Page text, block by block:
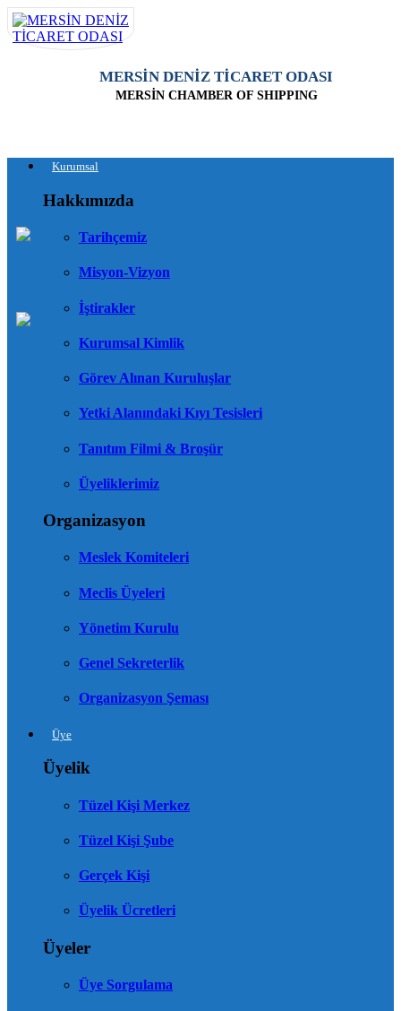
MERSİN DENİZ TİCARET ODASI
MERSİN CHAMBER OF SHIPPING
Kurumsal
Hakkımızda
Tarihçemiz
Misyon-Vizyon
İştirakler
Kurumsal Kimlik
Görev Alınan Kuruluşlar
Yetki Alanındaki Kıyı Tesisleri
Tanıtım Filmi & Broşür
Üyeliklerimiz
Organizasyon
Meslek Komiteleri
Meclis Üyeleri
Yönetim Kurulu
Genel Sekreterlik
Organizasyon Şeması
Üye
Üyelik
Tüzel Kişi Merkez
Tüzel Kişi Şube
Gerçek Kişi
Üyelik Ücretleri
Üyeler
Üye Sorgulama